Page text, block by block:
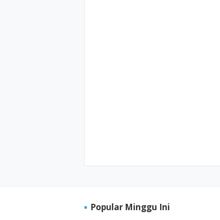
Popular Minggu Ini